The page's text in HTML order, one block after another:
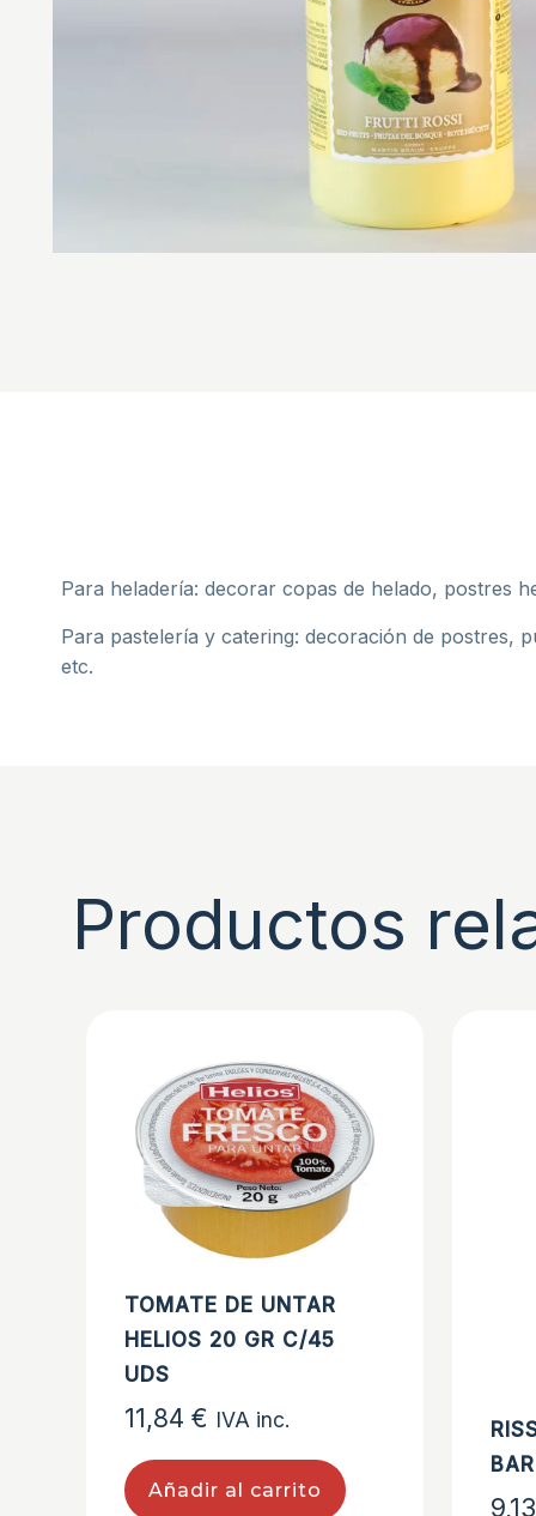
Para heladería: decorar copas de helado, postres
Para pastelería y catering: decoración de postres,
etc.
Productos
TOMATE DE UNTAR
HELIOS 20 GR C/45
UDS
11,84€ IVA inc.
Añadir al carrito